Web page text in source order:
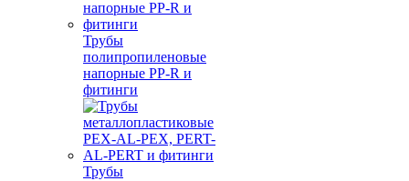
Трубы
полипропиленовые
напорные PP-R и
фитинги
Трубы